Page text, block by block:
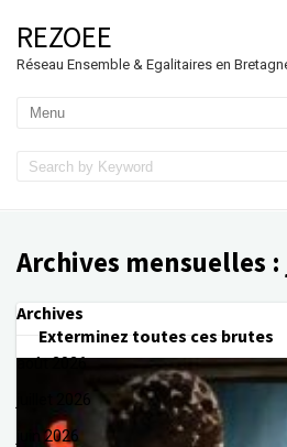
REZOEE
Réseau Ensemble & Egalitaires en
Archives mensuelles :
Archives
août 2026
juin 2026
Exterminez toutes ces brutes